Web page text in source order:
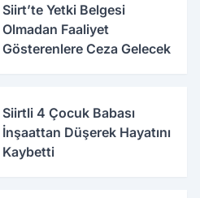
Siirt’te Yetki Belgesi
Olmadan Faaliyet
Gösterenlere Ceza Gelecek
Siirtli 4 Çocuk Babası
İnşaattan Düşerek Hayatını
Kaybetti